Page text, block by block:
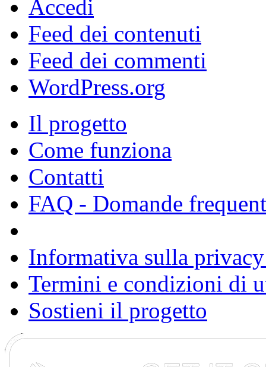
Accedi
Feed dei contenuti
Feed dei commenti
WordPress.org
Il progetto
Come funziona
Contatti
FAQ - Domande
Informativa sulla
Termini e condizioni di
Sostieni il progetto